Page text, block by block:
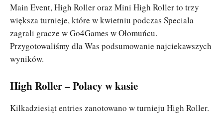
Main Event, High Roller oraz Mini High Roller to trzy
większa turnieje, które w kwietniu podczas Speciala
zagrali gracze w Go4Games w Ołomuńcu.
Przygotowaliśmy dla Was podsumowanie najciekawszych
wyników.
High Roller – Polacy w kasie
Kilkadziesiąt entries zanotowano w turnieju High Roller.